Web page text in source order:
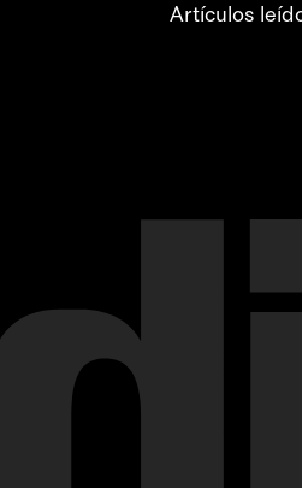
Artículos